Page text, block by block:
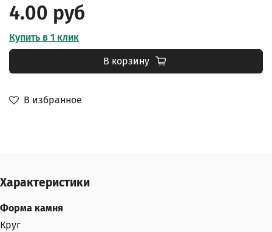
В избранное
4.00 руб
Купить в 1 клик
В корзину
Характеристики
Форма камня
Круг